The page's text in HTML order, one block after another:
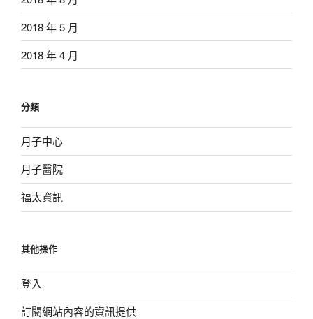
2018 年 5 月
2018 年 4 月
分類
月子中心
月子醫院
福太資訊
其他操作
登入
訂閱網站內容的資訊提供